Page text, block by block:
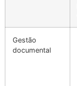
Gestão
documental